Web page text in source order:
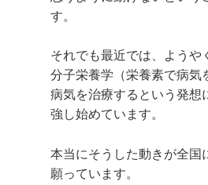
す。
それでも最近では、ようや
分子栄養学（栄養素で病気
病気を治療するという発想
強し始めています。
本当にそうした動きが全国
願っています。